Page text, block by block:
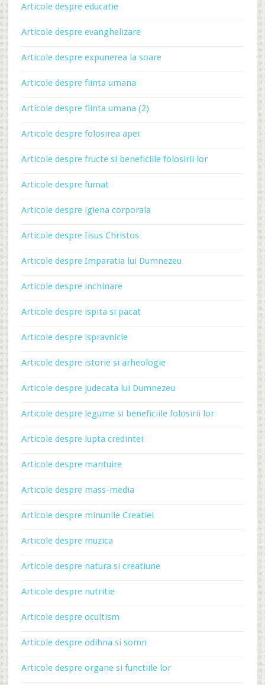
Articole despre educatie
Articole despre evanghelizare
Articole despre expunerea la soare
Articole despre fiinta umana
Articole despre fiinta umana (2)
Articole despre folosirea apei
Articole despre fructe si beneficiile folosirii lor
Articole despre fumat
Articole despre igiena corporala
Articole despre Iisus Christos
Articole despre Imparatia lui Dumnezeu
Articole despre inchinare
Articole despre ispita si pacat
Articole despre ispravnicie
Articole despre istorie si arheologie
Articole despre judecata lui Dumnezeu
Articole despre legume si beneficiile folosirii lor
Articole despre lupta credintei
Articole despre mantuire
Articole despre mass-media
Articole despre minunile Creatiei
Articole despre muzica
Articole despre natura si creatiune
Articole despre nutritie
Articole despre ocultism
Articole despre odihna si somn
Articole despre organe si functiile lor